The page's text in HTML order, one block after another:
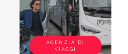
AGENZIA DI
VIAGGI